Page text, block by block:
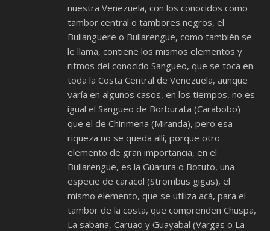
nuestra Venezuela, con los conocidos como
tambor central o tambores negros, el
Bullanguere o Bullarengue, como también se
le llama, contiene los mismos elementos y
ritmos del conocido Sangueo, que se toca en
toda la Costa Central de Venezuela, aunque
varía en algunos casos, en los tiempos, no es
igual el Sangueo de Borburata (Carabobo)
que el de Chirimena (Miranda), pero esa
riqueza no se queda allí, porque otro
elemento de gran importancia, en el
Bullarengue, es la Güarura o Botuto, una
especie de caracol (Strombus gigas), el
mismo elemento, que se utiliza acá, para el
tambor de la costa, que comprenden Chuspa,
La sabana, Caruao y Guayabal (Vargas o La